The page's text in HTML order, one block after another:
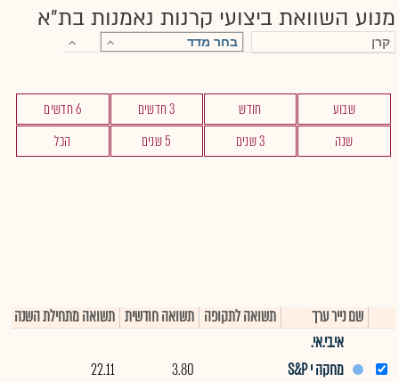
מנוע השוואת ביצועי קרנות נאמנות בת"א
שבוע חודש 3 חדשים
6 חדשים
שנה
3 שנים 5 שנים הכל
שם נייר ערך תשואה לתקופה תשואה חודשית תשואה מתחילת השנה
אי.בי.אי.
מחקה י S&P
3.80
22.11